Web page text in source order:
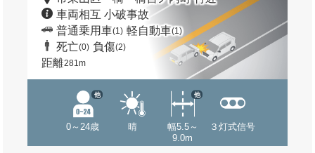
車両相互 小破事故
普通乗用車(1) 軽自動車(1)
死亡(0) 負傷(2)
距離281m
0～24歳
他
晴
幅5.5～
9.0m
他
３灯式信号